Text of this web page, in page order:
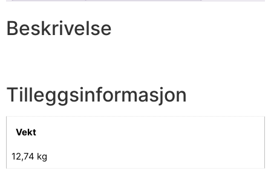
Beskrivelse
Tilleggsinformasjon
Vekt
12,74 kg